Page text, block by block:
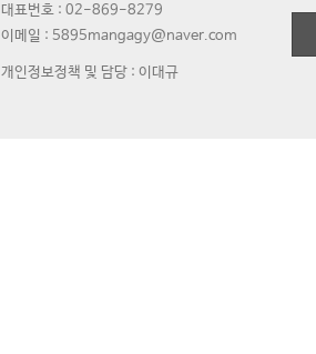
대표번호 : 02-869-8279
이메일 : 5895mangagy@naver.com
개인정보정책 및 담당 : 이대규